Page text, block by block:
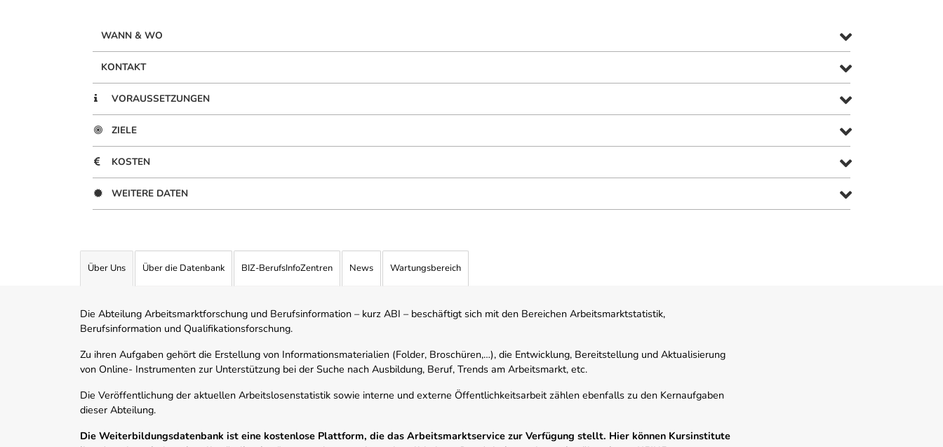
WANN & WO
KONTAKT
VORAUSSETZUNGEN
ZIELE
KOSTEN
WEITERE DATEN
Über Uns Über die Datenbank BIZ-BerufsInfoZentren News Wartungsbereich
Die Abteilung Arbeitsmarktforschung und Berufsinformation – kurz ABI – beschäftigt sich mit den Bereichen Arbeitsmarktstatistik,
Berufsinformation und Qualifikationsforschung.
Zu ihren Aufgaben gehört die Erstellung von Informationsmaterialien (Folder, Broschüren,…), die Entwicklung, Bereitstellung und Aktualisierung
von Online- Instrumenten zur Unterstützung bei der Suche nach Ausbildung, Beruf, Trends am Arbeitsmarkt, etc.
Die Veröffentlichung der aktuellen Arbeitslosenstatistik sowie interne und externe Öffentlichkeitsarbeit zählen ebenfalls zu den Kernaufgaben
dieser Abteilung.
Die Weiterbildungsdatenbank ist eine kostenlose Plattform, die das Arbeitsmarktservice zur Verfügung stellt. Hier können Kursinstitute